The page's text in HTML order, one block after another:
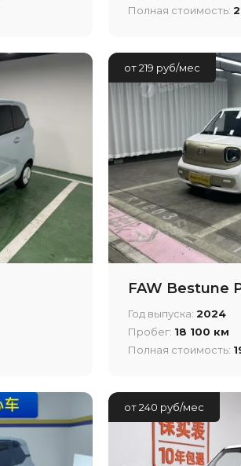
Полная стоимость:
от 219 руб/мес
FAW Bestune
Год выпуска: 2024
Пробег: 18 100 км
Полная стоимость:
от 240 руб/мес